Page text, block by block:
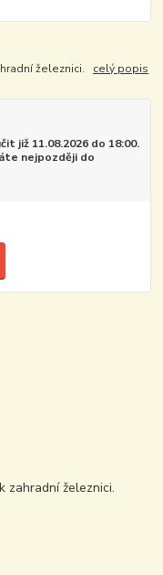
železnici. celý popis
již 11.08.2026 do 18:00.
nejpozději do
zahradní železnici.